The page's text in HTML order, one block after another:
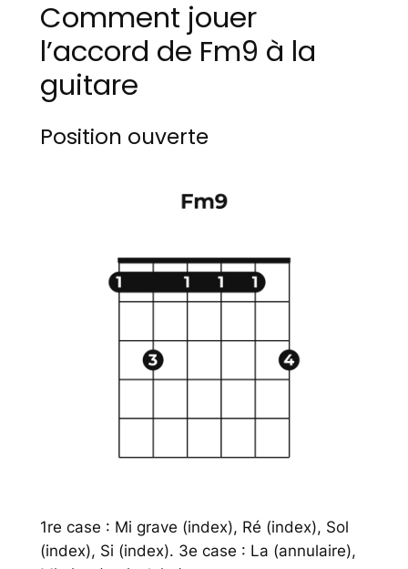
Comment jouer
l’accord de Fm9 à la
guitare
Position ouverte
1re case : Mi grave (index), Ré (index), Sol
(index), Si (index). 3e case : La (annulaire),